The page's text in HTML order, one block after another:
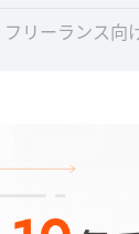
フリーランス向